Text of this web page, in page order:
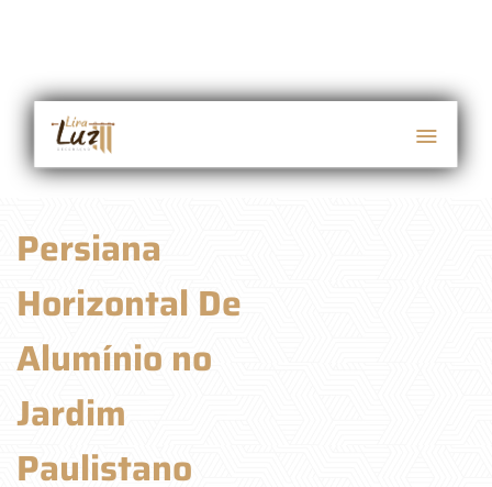
Persiana
Horizontal De
Alumínio no
Jardim
Paulistano